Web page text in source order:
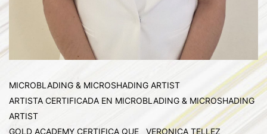
MICROBLADING & MICROSHADING ARTIST
ARTISTA CERTIFICADA EN MICROBLADING & MICROSHADING
ARTIST
GOLD ACADEMY CERTIFICA QUE VERONICA TELLEZ